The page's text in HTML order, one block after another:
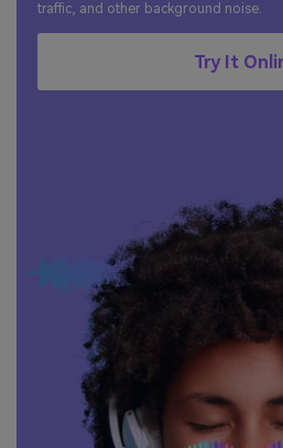
traffic, and other background noise.
Try It